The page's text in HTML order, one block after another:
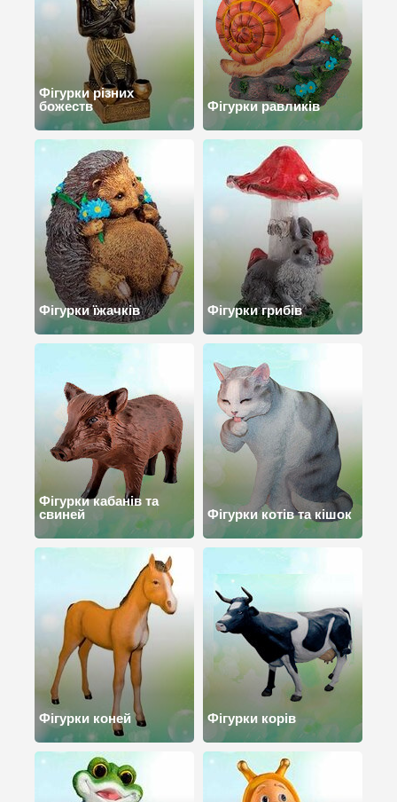
Фігурки різних
божеств
Фігурки равликів
Фігурки їжачків Фігурки грибів
Фігурки кабанів та
свиней
Фігурки котів та кішок
Фігурки коней Фігурки корів